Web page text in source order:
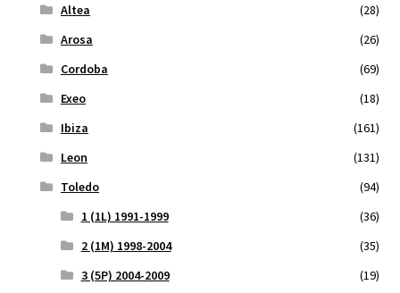
Altea
(28)
Arosa
(26)
Cordoba
(69)
Exeo
(18)
Ibiza
(161)
Leon
(131)
Toledo
(94)
1 (1L) 1991-1999
(36)
2 (1M) 1998-2004
(35)
3 (5P) 2004-2009
(19)